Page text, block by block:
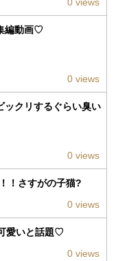
0 views
編動画♡
0 views
ックリするぐらい臭い
0 views
！さすがの子猫?
0 views
愛いと話題♡
0 views